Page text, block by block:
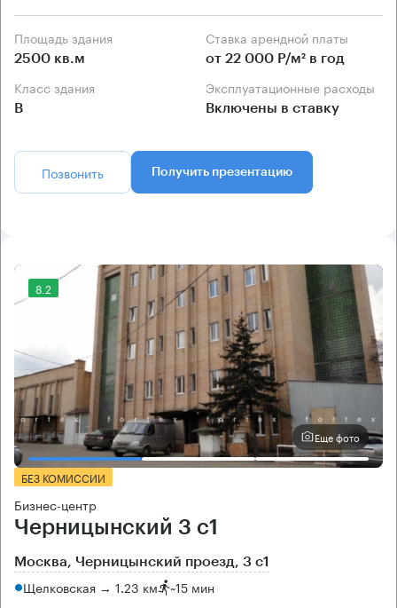
Площадь здания
2500 кв.м
Ставка арендной платы
от 22 000 Р/м² в год
Класс здания
B
Эксплуатационные расходы
Включены в ставку
Позвонить Получить презентацию
8.2
Еще фото
БЕЗ КОМИССИИ
Бизнес-центр
Черницынский 3 с1
Москва, Черницынский проезд, 3 с1
Щелковская → 1.23 км ~15 мин